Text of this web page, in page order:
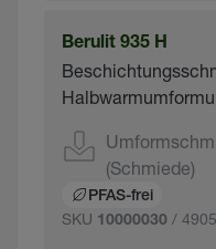
Berulit 935 H
(Schmiede)
PFAS-frei
SKU 10000030 /